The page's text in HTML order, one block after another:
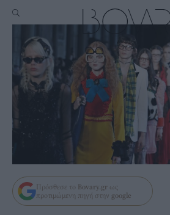
Πρόσθεσε το Bovary.gr ως
προτιμώμενη πηγή στην google